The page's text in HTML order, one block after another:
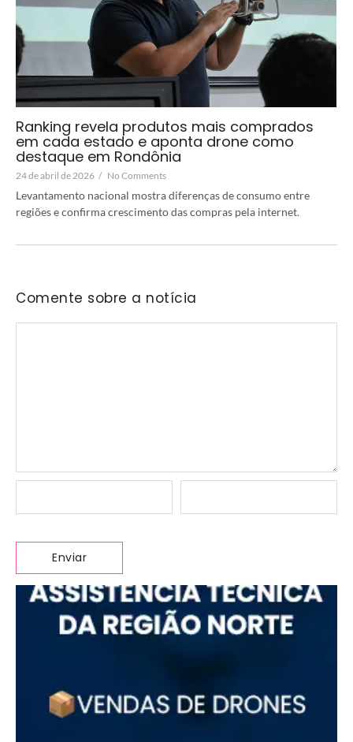
Ranking revela produtos mais comprados
em cada estado e aponta drone como
destaque em Rondônia
24 de abril de 2026 / No Comments
Levantamento nacional mostra diferenças de consumo entre
regiões e confirma crescimento das compras pela internet.
Comente sobre a notícia